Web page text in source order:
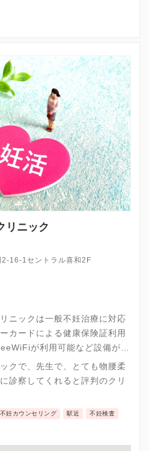
リニック
16-1セントラル喜和2F
ニックは一般不妊治療に対応
カードによる健康保険証利用
が利用可能など設備が整
を受けるまでの過程が行えま
クで、先生で、とても物腰柔
診察してくれると評判のクリ
不妊カウンセリング 駅近 不妊検査